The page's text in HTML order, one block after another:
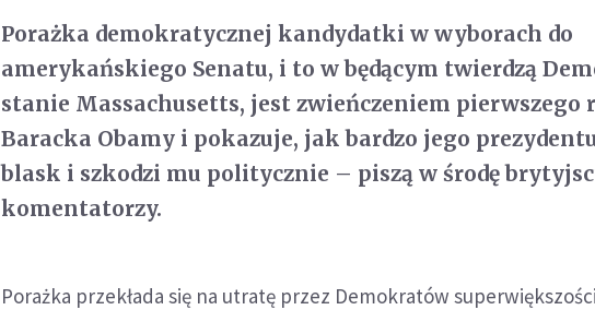
Porażka demokratycznej kandydatki w wyborach do
amerykańskiego Senatu, i to w będącym twierdzą
stanie Massachusetts, jest zwieńczeniem pierwszego
Baracka Obamy i pokazuje, jak bardzo jego
blask i szkodzi mu politycznie – piszą w środę
komentatorzy.
Porażka przekłada się na utratę przez Demokratów